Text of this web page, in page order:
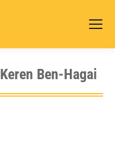
Keren Ben-Hagai